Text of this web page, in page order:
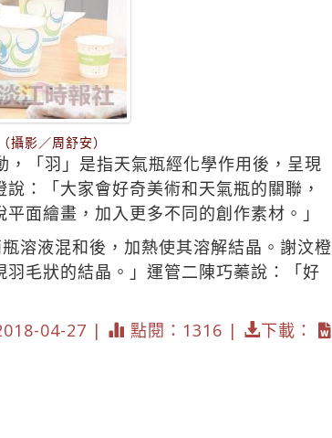
影／周舒安）
，「羽」是指天氣瓶經化學作用後，呈現
：「大家會好奇美術和天氣瓶的關聯，
面繪畫，加入更多不同的創作素材。」
溶液混和後，加熱使其溶解結晶。謝汶橙
毛狀的結晶。」運管二陳巧蓁說：「好
04-27 | 點閱：1316 | 下載：